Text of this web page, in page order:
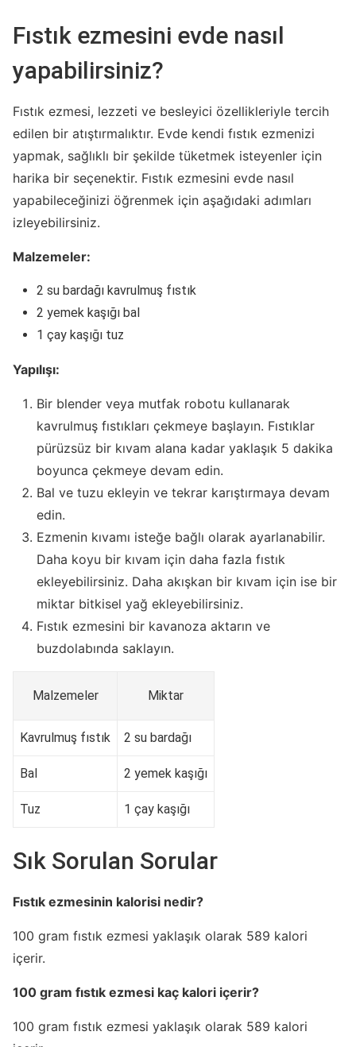
Fıstık ezmesini evde nasıl
yapabilirsiniz?
Fıstık ezmesi, lezzeti ve besleyici özellikleriyle tercih
edilen bir atıştırmalıktır. Evde kendi fıstık ezmenizi
yapmak, sağlıklı bir şekilde tüketmek isteyenler için
harika bir seçenektir. Fıstık ezmesini evde nasıl
yapabileceğinizi öğrenmek için aşağıdaki adımları
izleyebilirsiniz.
Malzemeler:
2 su bardağı kavrulmuş fıstık
2 yemek kaşığı bal
1 çay kaşığı tuz
Yapılışı:
Bir blender veya mutfak robotu kullanarak
kavrulmuş fıstıkları çekmeye başlayın. Fıstıklar
pürüzsüz bir kıvam alana kadar yaklaşık 5 dakika
boyunca çekmeye devam edin.
Bal ve tuzu ekleyin ve tekrar karıştırmaya devam
edin.
Ezmenin kıvamı isteğe bağlı olarak ayarlanabilir.
Daha koyu bir kıvam için daha fazla fıstık
ekleyebilirsiniz. Daha akışkan bir kıvam için ise bir
miktar bitkisel yağ ekleyebilirsiniz.
Fıstık ezmesini bir kavanoza aktarın ve
buzdolabında saklayın.
Malzemeler Miktar
Kavrulmuş fıstık 2 su bardağı
Bal 2 yemek kaşığı
Tuz 1 çay kaşığı
Sık Sorulan Sorular
Fıstık ezmesinin kalorisi nedir?
100 gram fıstık ezmesi yaklaşık olarak 589 kalori
içerir.
100 gram fıstık ezmesi kaç kalori içerir?
100 gram fıstık ezmesi yaklaşık olarak 589 kalori